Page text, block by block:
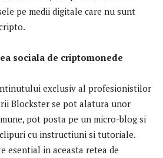
pe medii digitale care nu sunt
sociala de criptomonede
exclusiv al profesionistilor
Blockster se pot alatura unor
pot posta pe un micro-blog si
cu instructiuni si tutoriale.
esential in aceasta retea de